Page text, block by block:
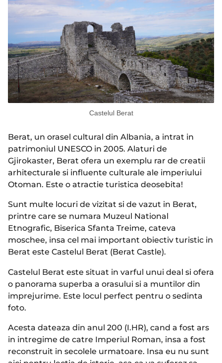
Castelul Berat
Berat, un orasel cultural din Albania, a intrat in
patrimoniul UNESCO in 2005. Alaturi de
Gjirokaster, Berat ofera un exemplu rar de creatii
arhitecturale si influente culturale ale imperiului
Otoman. Este o atractie turistica deosebita!
Sunt multe locuri de vizitat si de vazut in Berat,
printre care se numara Muzeul National
Etnografic, Biserica Sfanta Treime, cateva
moschee, insa cel mai important obiectiv turistic in
Berat este Castelul Berat (Berat Castle).
Castelul Berat este situat in varful unui deal si ofera
o panorama superba a orasului si a muntilor din
imprejurime. Este locul perfect pentru o sedinta
foto.
Acesta dateaza din anul 200 (I.HR), cand a fost ars
in intregime de catre Imperiul Roman, insa a fost
reconstruit in secolele urmatoare. Insa eu nu sunt